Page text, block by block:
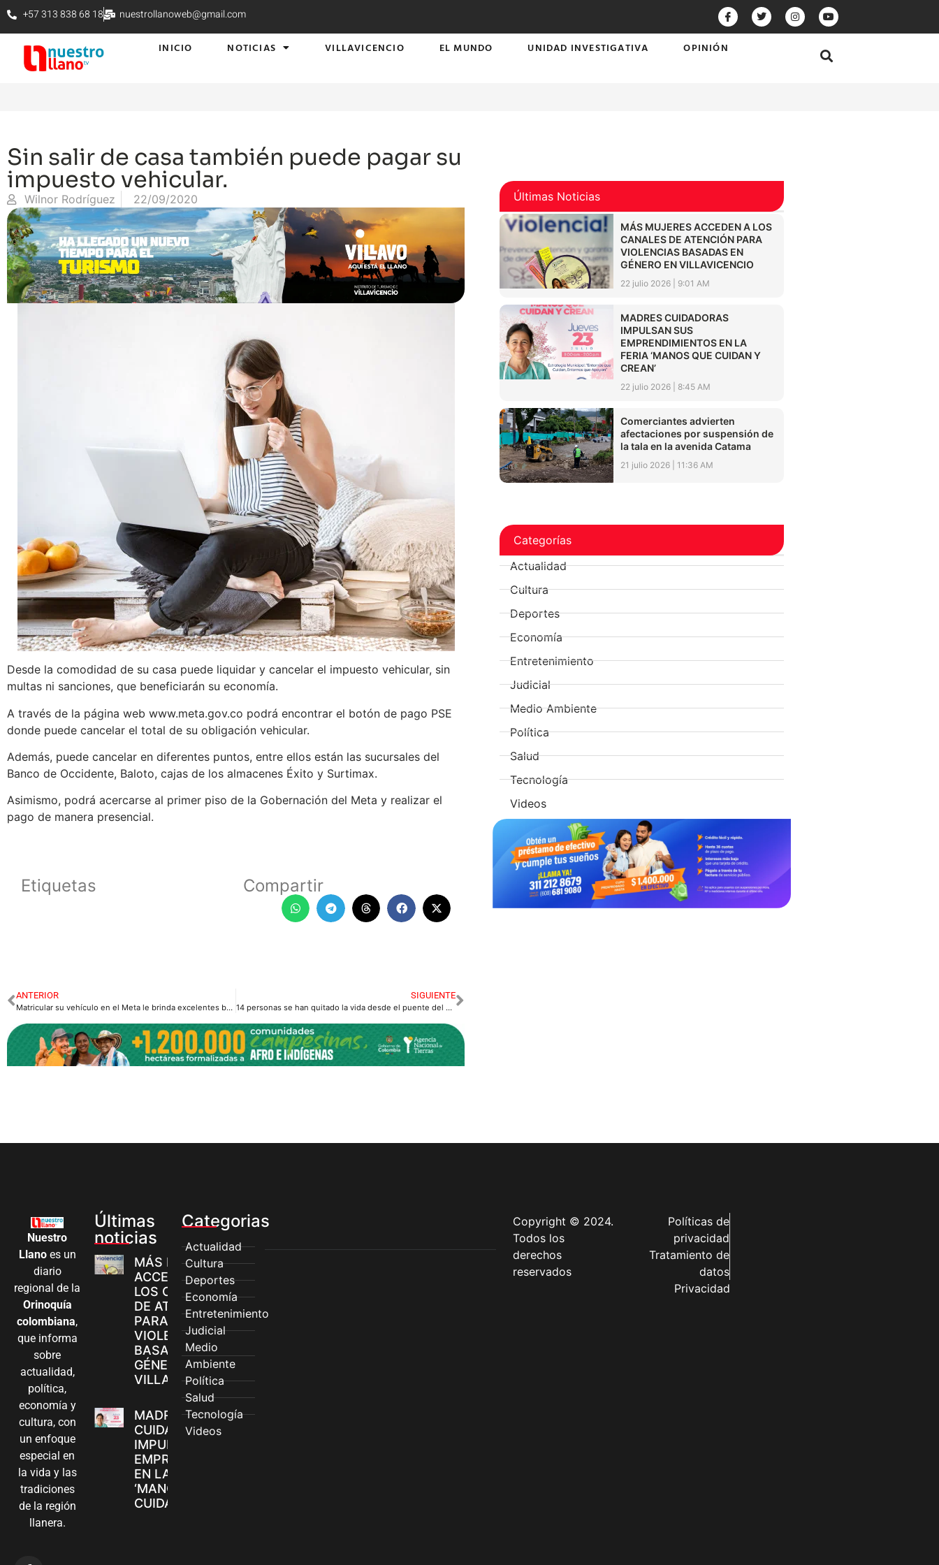
+57 313 838 68 18 nuestrollanoweb@gmail.com
INICIO NOTICIAS VILLAVICENCIO EL MUNDO UNIDAD INVESTIGATIVA OPINIÓN
Sin salir de casa también puede pagar su
impuesto vehicular.
Wilnor Rodríguez 22/09/2020
Desde la comodidad de su casa puede liquidar y cancelar el impuesto vehicular, sin
multas ni sanciones, que beneficiarán su economía.
A través de la página web www.meta.gov.co podrá encontrar el botón de pago PSE
donde puede cancelar el total de su obligación vehicular.
Además, puede cancelar en diferentes puntos, entre ellos están las sucursales del
Banco de Occidente, Baloto, cajas de los almacenes Éxito y Surtimax.
Asimismo, podrá acercarse al primer piso de la Gobernación del Meta y realizar el
pago de manera presencial.
Etiquetas Compartir
ANTERIOR
Matricular su vehículo en el Meta le brinda excelentes beneficios.
SIGUIENTE
14 personas se han quitado la vida desde el puente del Galán.
Últimas Noticias
MÁS MUJERES ACCEDEN A LOS
CANALES DE ATENCIÓN PARA
VIOLENCIAS BASADAS EN
GÉNERO EN VILLAVICENCIO
22 julio 2026 9:01 AM
MADRES CUIDADORAS
IMPULSAN SUS
EMPRENDIMIENTOS EN LA
FERIA ‘MANOS QUE CUIDAN Y
CREAN’
22 julio 2026 8:45 AM
Comerciantes advierten
afectaciones por suspensión de
la tala en la avenida Catama
21 julio 2026 11:36 AM
Categorías
Actualidad
Cultura
Deportes
Economía
Entretenimiento
Judicial
Medio Ambiente
Política
Salud
Tecnología
Videos
Nuestro
Llanoes un
diario
regional de la
Orinoquía
colombiana,
que informa
sobre
actualidad,
política,
economía y
cultura, con
un enfoque
especial en
la vida y las
tradiciones
de la región
llanera.
Últimas
noticias
MÁS MUJERES
ACCEDEN A
LOS CANALES
DE ATENCIÓN
PARA
VIOLENCIAS
BASADAS EN
GÉNERO EN
VILLAVICENCIO
MADRES
CUIDADORAS
IMPULSAN SUS
EMPRENDIMIENTOS
EN LA FERIA
‘MANOS QUE
CUIDAN Y CREAN’
Categorias
Actualidad
Cultura
Deportes
Economía
Entretenimiento
Judicial
Medio
Ambiente
Política
Salud
Tecnología
Videos
Copyright © 2024.
Todos los
derechos
reservados
Políticas de
privacidad
Tratamiento de
datos
Privacidad